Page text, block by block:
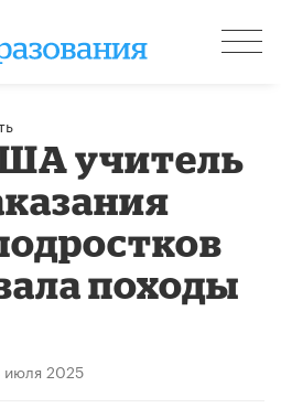
учитель
походы
июля 2025